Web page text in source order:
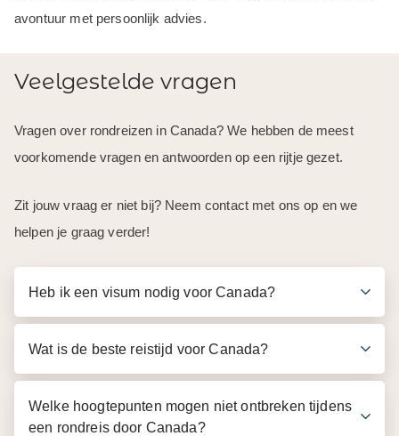
avontuur met persoonlijk advies.
Veelgestelde vragen
Vragen over rondreizen in Canada? We hebben de meest
voorkomende vragen en antwoorden op een rijtje gezet.
Zit jouw vraag er niet bij? Neem contact met ons op en we
helpen je graag verder!
Heb ik een visum nodig voor Canada?
Wat is de beste reistijd voor Canada?
Welke hoogtepunten mogen niet ontbreken tijdens
een rondreis door Canada?